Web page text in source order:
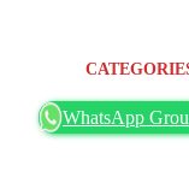
WhatsApp